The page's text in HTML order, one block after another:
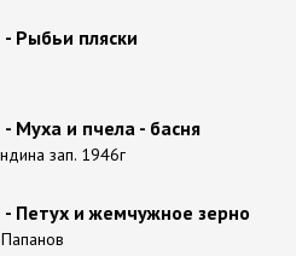
Рыбьи пляски
Муха и пчела - басня
зап. 1946г
Петух и жемчужное зерно